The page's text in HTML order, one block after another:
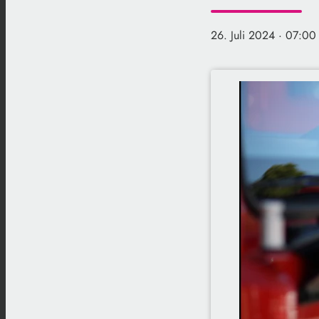
26. Juli 2024 · 07:00